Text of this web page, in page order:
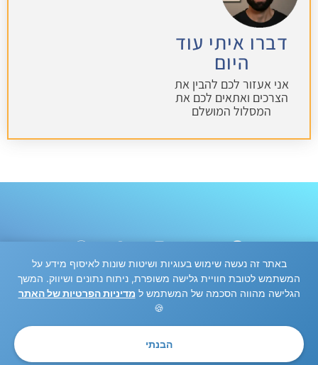
דברו איתי עוד
היום
אני אעזור לכם להבין את
הצרכים ואתאים לכם את
המסלול המושלם
מדיניות פרטיות ותנאי שימוש באתר
כל הזכויות שמורות לתן-בוסט 2020
באתר זה נעשה שימוש בעוגיות ושיטות שונות לאיסוף מידע על
המשתמש לטובת חוויית גלישה משופרת, ניתוח נתונים ושיווק. המשך
הגלישה מהווה הסכמה של המשתמש ל מדיניות הפרטיות של האתר
🍪
הבנתי